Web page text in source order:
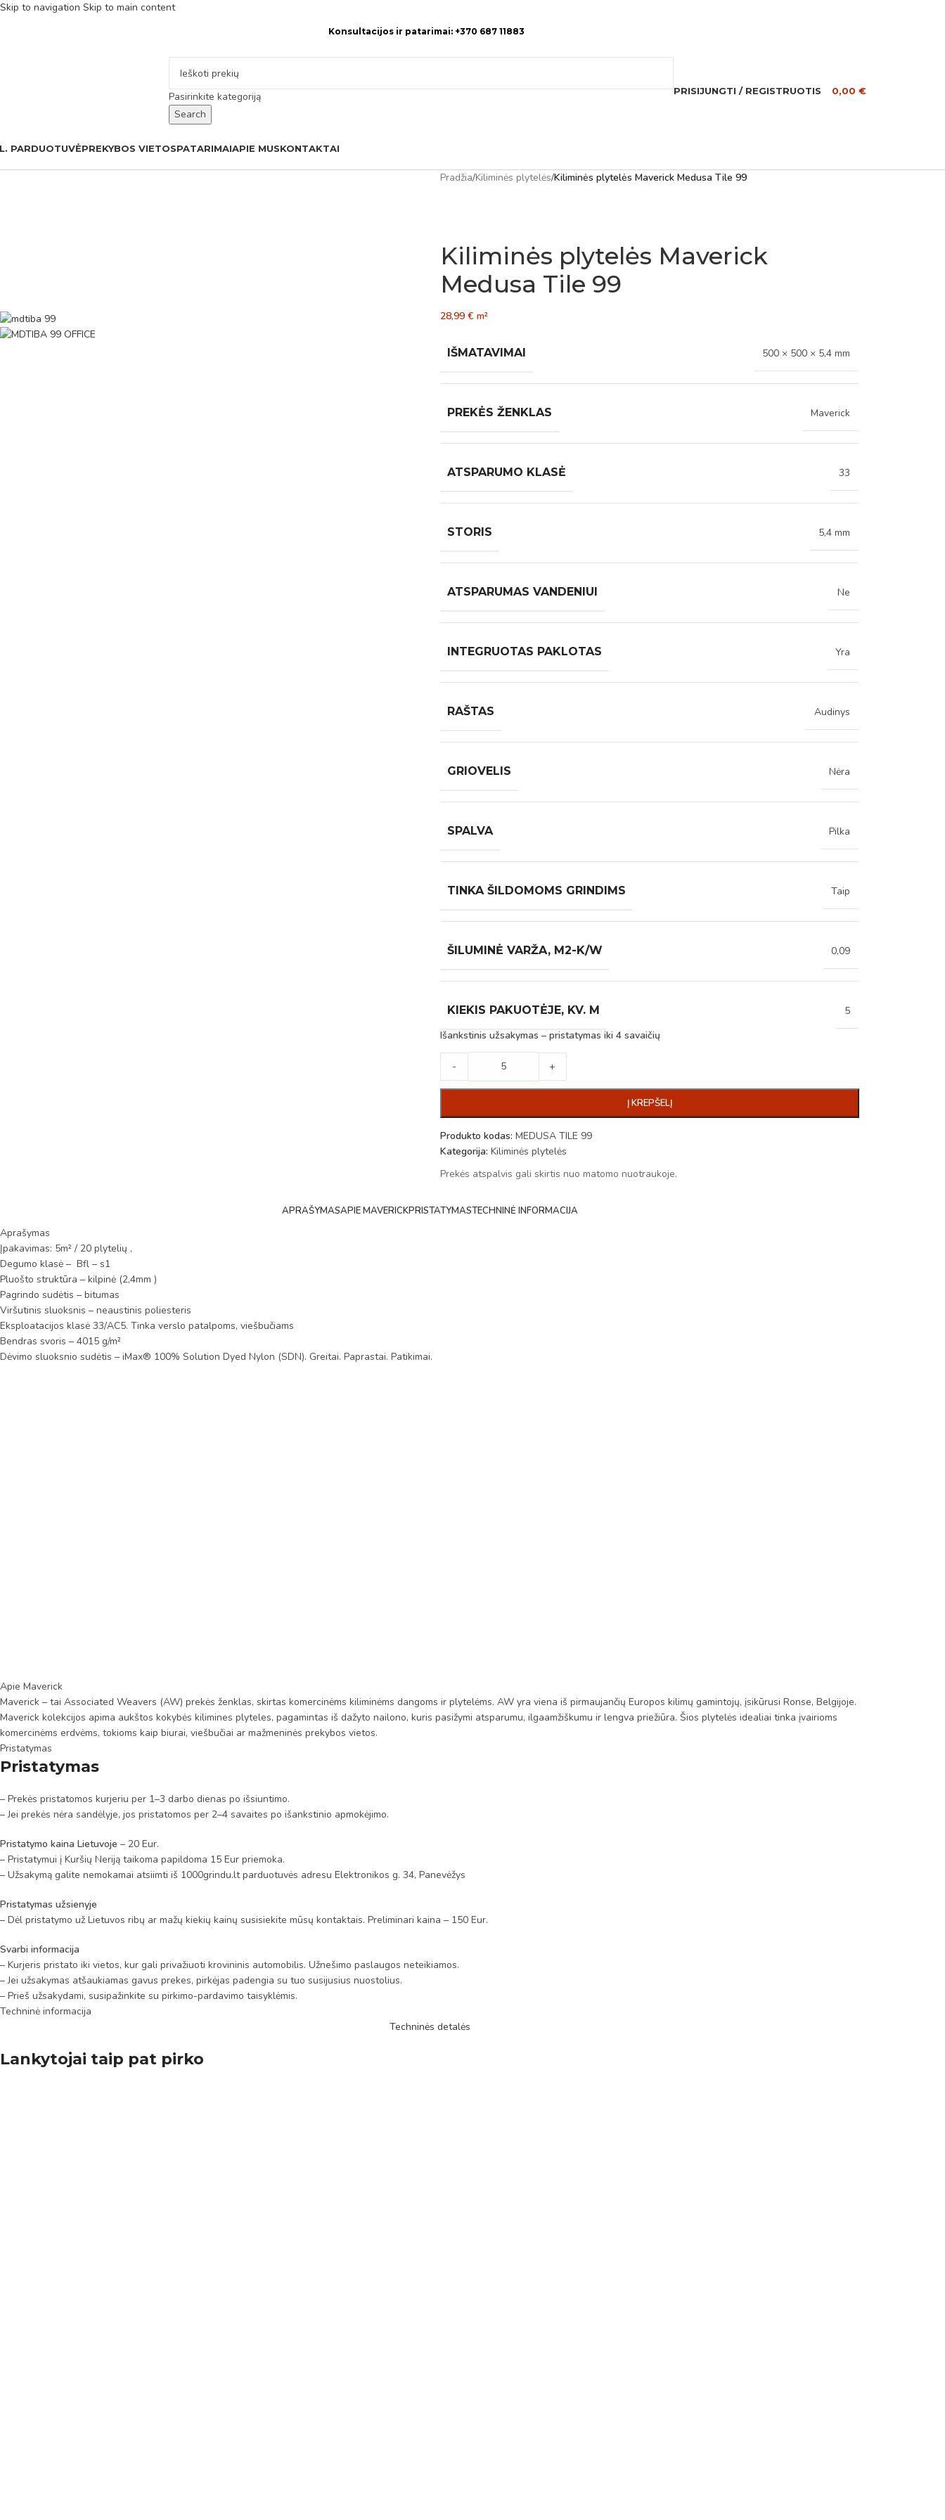
Skip to navigation Skip to main content
Konsultacijos ir patarimai: +370 687 11883
Pasirinkite kategoriją
Search
PRISIJUNGTI / REGISTRUOTIS 0,00 €
PARDUOTUVĖPREKYBOS VIETOSPATARIMAIAPIE MUSKONTAKTAI
Pradžia/Kiliminės plytelės/Kiliminės plytelės Maverick Medusa Tile 99
Kiliminės plytelės Maverick
Medusa Tile 99
28,99 € m²
IŠMATAVIMAI 500 × 500 × 5,4 mm
PREKĖS ŽENKLAS Maverick
ATSPARUMO KLASĖ 33
STORIS 5,4 mm
ATSPARUMAS VANDENIUI Ne
INTEGRUOTAS PAKLOTAS Yra
RAŠTAS Audinys
GRIOVELIS Nėra
SPALVA Pilka
TINKA ŠILDOMOMS GRINDIMS Taip
ŠILUMINĖ VARŽA, M2-K/W 0,09
KIEKIS PAKUOTĖJE, KV. M
5
Išankstinis užsakymas – pristatymas iki 4 savaičių
- +
Į KREPŠELĮ
Produkto kodas: MEDUSA TILE 99
Kategorija: Kiliminės plytelės
Prekės atspalvis gali skirtis nuo matomo nuotraukoje.
APRAŠYMASAPIE MAVERICKPRISTATYMASTECHNINĖ INFORMACIJA
Aprašymas
Įpakavimas: 5m² / 20 plytelių ,
Degumo klasė – Bfl – s1
Pluošto struktūra – kilpinė (2,4mm )
Pagrindo sudėtis – bitumas
Viršutinis sluoksnis – neaustinis poliesteris
Eksploatacijos klasė 33/AC5. Tinka verslo patalpoms, viešbučiams
Bendras svoris – 4015 g/m²
Dėvimo sluoksnio sudėtis – iMax® 100% Solution Dyed Nylon (SDN). Greitai. Paprastai. Patikimai.
Apie Maverick
Maverick – tai Associated Weavers (AW) prekės ženklas, skirtas komercinėms kiliminėms dangoms ir plytelėms. AW yra viena iš pirmaujančių Europos kilimų gamintojų, įsikūrusi Ronse, Belgijoje. ​
Maverick kolekcijos apima aukštos kokybės kilimines plyteles, pagamintas iš dažyto nailono, kuris pasižymi atsparumu, ilgaamžiškumu ir lengva priežiūra. Šios plytelės idealiai tinka įvairioms
komercinėms erdvėms, tokioms kaip biurai, viešbučiai ar mažmeninės prekybos vietos. ​
Pristatymas
Pristatymas
– Prekės pristatomos kurjeriu per 1–3 darbo dienas po išsiuntimo.
– Jei prekės nėra sandėlyje, jos pristatomos per 2–4 savaites po išankstinio apmokėjimo.
Pristatymo kaina Lietuvoje – 20 Eur.
– Pristatymui į Kuršių Neriją taikoma papildoma 15 Eur priemoka.
– Užsakymą galite nemokamai atsiimti iš 1000grindu.lt parduotuvės adresu Elektronikos g. 34, Panevėžys
Pristatymas užsienyje
– Dėl pristatymo už Lietuvos ribų ar mažų kiekių kainų susisiekite mūsų kontaktais. Preliminari kaina – 150 Eur.
Svarbi informacija
– Kurjeris pristato iki vietos, kur gali privažiuoti krovininis automobilis. Užnešimo paslaugos neteikiamos.
– Jei užsakymas atšaukiamas gavus prekes, pirkėjas padengia su tuo susijusius nuostolius.
– Prieš užsakydami, susipažinkite su pirkimo-pardavimo taisyklėmis.
Techninė informacija
Techninės detalės
Lankytojai taip pat pirko